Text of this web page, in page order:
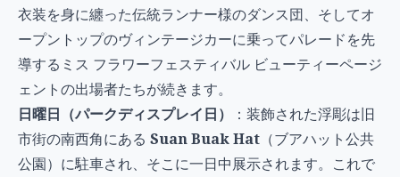
衣装を身に纏った伝統ランナー様のダンス団、そしてオ
ープントップのヴィンテージカーに乗ってパレードを先
導するミス フラワーフェスティバル ビューティーページ
ェントの出場者たちが続きます。
日曜日（パークディスプレイ日）
：装飾された浮彫は旧
市街の南西角にある Suan Buak Hat （ブアハット公共
公園）に駐車され、そこに一日中展示されます。これで